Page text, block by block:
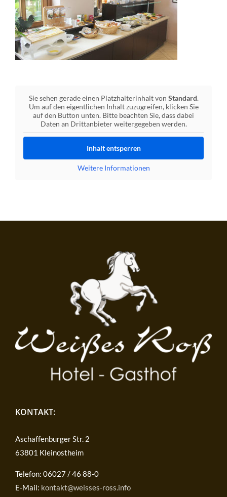
Sie sehen gerade einen Platzhalterinhalt von Standard.
Um auf den eigentlichen Inhalt zuzugreifen, klicken Sie
auf den Button unten. Bitte beachten Sie, dass dabei
Daten an Drittanbieter weitergegeben werden.
Inhalt entsperren
Weitere Informationen
KONTAKT:
Aschaffenburger Str. 2
63801 Kleinostheim
Telefon: 06027 / 46 88-0
E-Mail: kontakt@weisses-ross.info